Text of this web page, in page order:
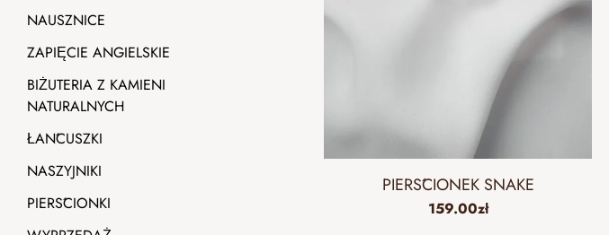
PIERŚCIONEK SNAKE
159.00zł
NAUSZNICE
ZAPIĘCIE ANGIELSKIE
BIŻUTERIA Z KAMIENI
NATURALNYCH
ŁAŃCUSZKI
NASZYJNIKI
PIERŚCIONKI